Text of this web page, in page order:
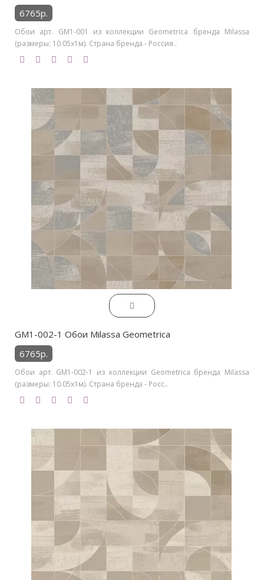
6765р.
Обои арт. GM1-001 из коллекции Geometrica бренда Milassa
(размеры: 10.05х1м). Страна бренда - Россия..
GM1-002-1 Обои Milassa Geometrica
6765р.
Обои арт. GM1-002-1 из коллекции Geometrica бренда Milassa
(размеры: 10.05х1м). Страна бренда - Росс..